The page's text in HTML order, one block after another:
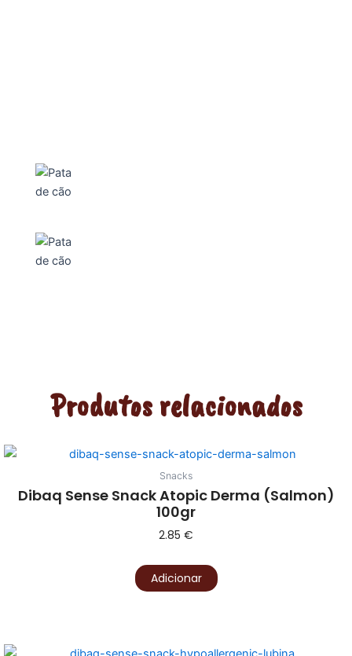
Produtos relacionados
Snacks
Dibaq Sense Snack Atopic Derma (Salmon)
100gr
2.85 €
Adicionar